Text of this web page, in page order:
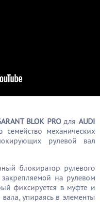
BLOK PROдля AUDI
механических
рулевой вал
блокиратор рулевого
на рулевом
фиксируется в муфте и
вала, упираясь в элементы